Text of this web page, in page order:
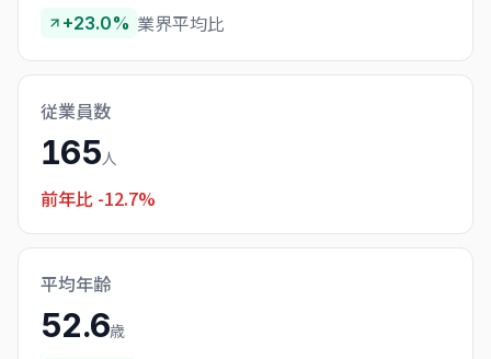
+23.0% 業界平均比
従業員数
165人
前年比 -12.7%
平均年齢
52.6歳